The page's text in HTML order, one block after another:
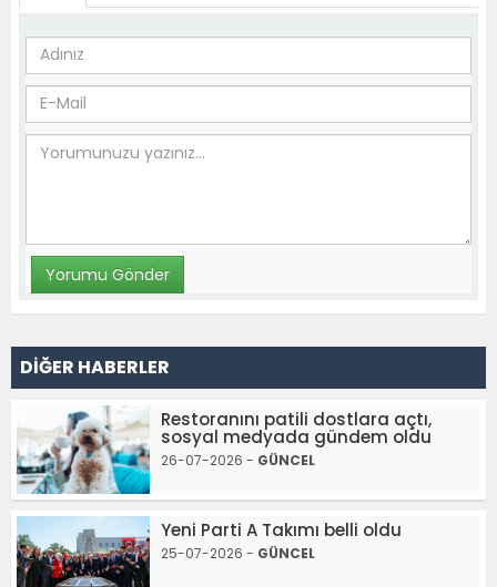
DİĞER HABERLER
Restoranını patili dostlara açtı,
sosyal medyada gündem oldu
26-07-2026 - GÜNCEL
Yeni Parti A Takımı belli oldu
25-07-2026 - GÜNCEL